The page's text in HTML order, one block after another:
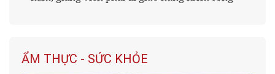
ẨM THỰC - SỨC KHỎE